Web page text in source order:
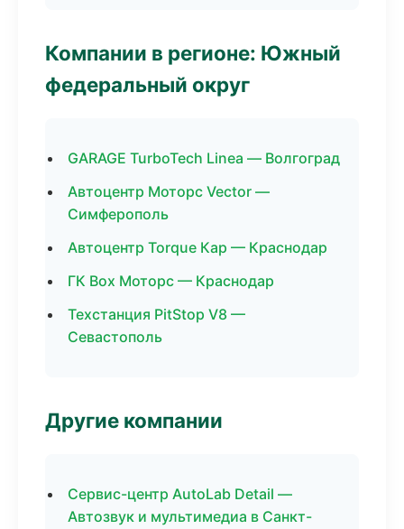
Компании в регионе: Южный
федеральный округ
GARAGE TurboTech Linea — Волгоград
Автоцентр Моторс Vector —
Симферополь
Автоцентр Torque Кар — Краснодар
ГК Box Моторс — Краснодар
Техстанция PitStop V8 —
Севастополь
Другие компании
Сервис-центр AutoLab Detail —
Автозвук и мультимедиа в Санкт-